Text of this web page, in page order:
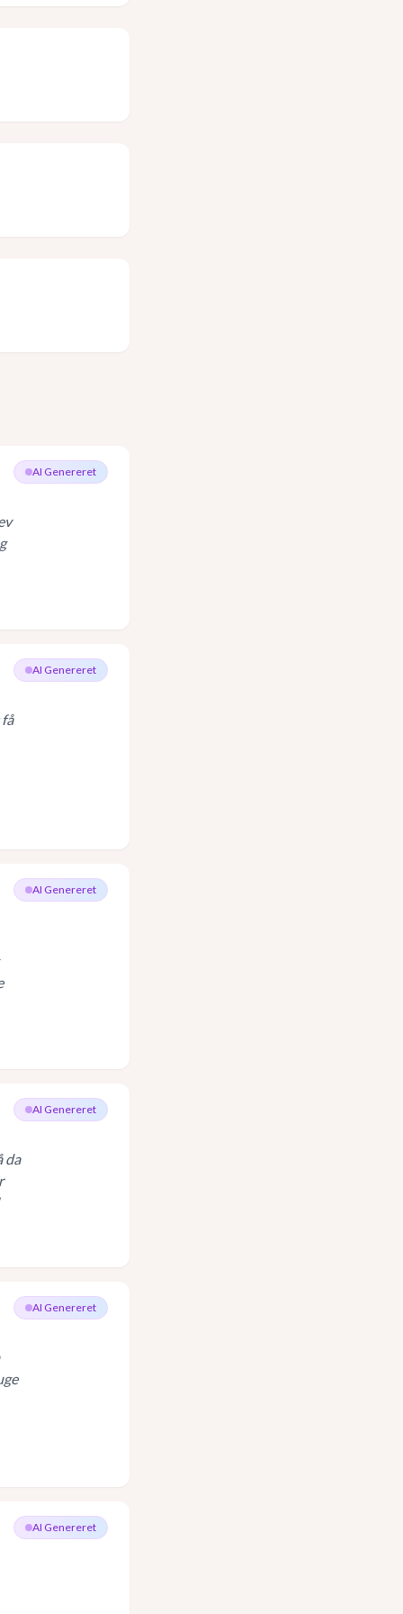
AI Genereret
AI Genereret
AI Genereret
AI Genereret
da
AI Genereret
AI Genereret